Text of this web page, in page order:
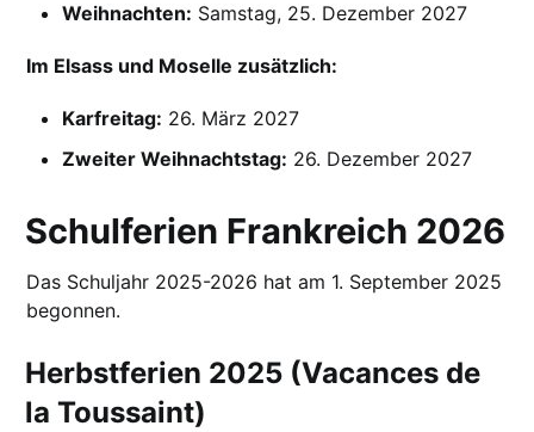
Weihnachten: Samstag, 25. Dezember 2027
Im Elsass und Moselle zusätzlich:
Karfreitag: 26. März 2027
Zweiter Weihnachtstag: 26. Dezember 2027
Schulferien Frankreich 2026
Das Schuljahr 2025-2026 hat am 1. September 2025
begonnen.
Herbstferien 2025 (Vacances de
la Toussaint)